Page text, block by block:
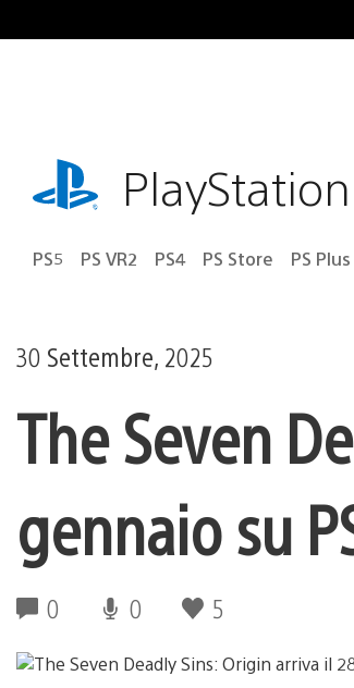
al
playstation.comPlayStation
PS5 PS VR2 PS4 PS Store PS Plus
30 Settembre, 2025
The Seven
gennaio su
0 0 5